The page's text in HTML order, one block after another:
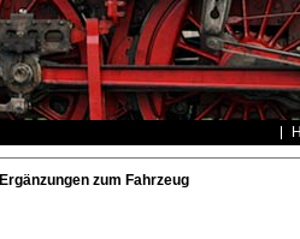
Ergänzungen zum Fahrzeug